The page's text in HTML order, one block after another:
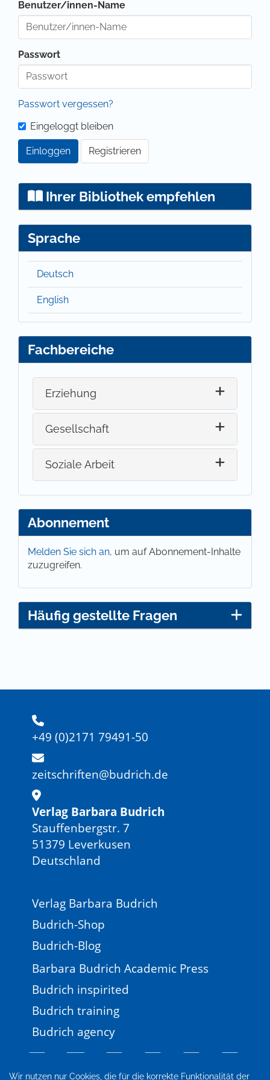
Wir nutzen nur Cookies, die für die korrekte Funktionalität der
Benutzer/innen-Name
Passwort
Passwort vergessen?
Eingeloggt bleiben
Einloggen Registrieren
Ihrer Bibliothek empfehlen
Sprache
Deutsch
English
Fachbereiche
Erziehung
Gesellschaft
Soziale Arbeit
Abonnement
Melden Sie sich an, um auf Abonnement-Inhalte
zuzugreifen.
Häufig gestellte Fragen
+49 (0)2171 79491-50
zeitschriften@budrich.de
Verlag Barbara Budrich
Stauffenbergstr. 7
51379 Leverkusen
Deutschland
Verlag Barbara Budrich
Budrich-Shop
Budrich-Blog
Barbara Budrich Academic Press
Budrich inspirited
Budrich training
Budrich agency